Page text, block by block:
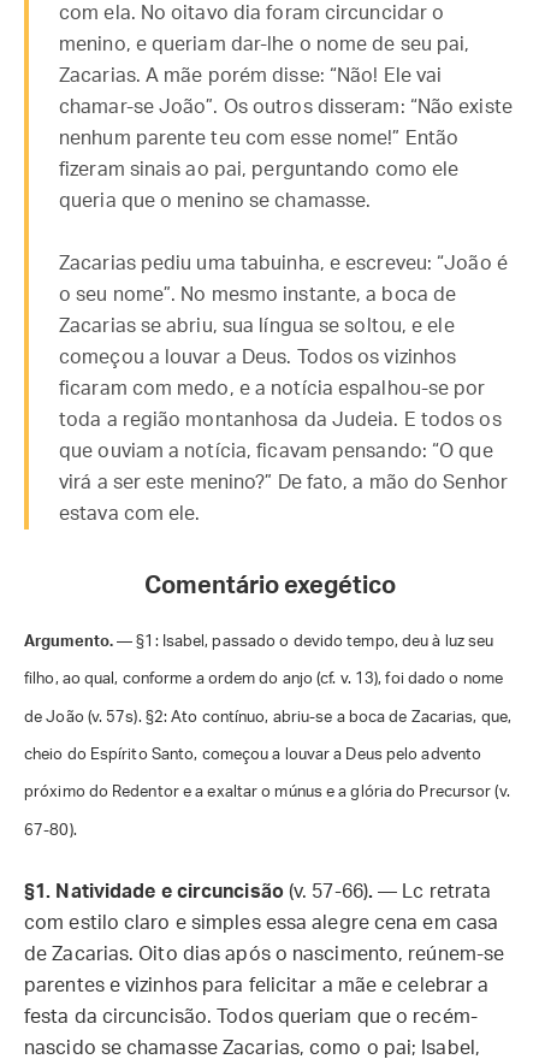
com ela. No oitavo dia foram circuncidar o
menino, e queriam dar-lhe o nome de seu pai,
Zacarias. A mãe porém disse: “Não! Ele vai
chamar-se João”. Os outros disseram: “Não existe
nenhum parente teu com esse nome!” Então
fizeram sinais ao pai, perguntando como ele
queria que o menino se chamasse.
Zacarias pediu uma tabuinha, e escreveu: “João é
o seu nome”. No mesmo instante, a boca de
Zacarias se abriu, sua língua se soltou, e ele
começou a louvar a Deus. Todos os vizinhos
ficaram com medo, e a notícia espalhou-se por
toda a região montanhosa da Judeia. E todos os
que ouviam a notícia, ficavam pensando: “O que
virá a ser este menino?” De fato, a mão do Senhor
estava com ele.
Comentário exegético
Argumento. — §1: Isabel, passado o devido tempo, deu à luz seu
filho, ao qual, conforme a ordem do anjo (cf. v. 13), foi dado o nome
de João (v. 57s). §2: Ato contínuo, abriu-se a boca de Zacarias, que,
cheio do Espírito Santo, começou a louvar a Deus pelo advento
próximo do Redentor e a exaltar o múnus e a glória do Precursor (v.
67-80).
§1. Natividade e circuncisão(v. 57-66).— Lc retrata
com estilo claro e simples essa alegre cena em casa
de Zacarias. Oito dias após o nascimento, reúnem-se
parentes e vizinhos para felicitar a mãe e celebrar a
festa da circuncisão. Todos queriam que o recém-
nascido se chamasse Zacarias, como o pai; Isabel,